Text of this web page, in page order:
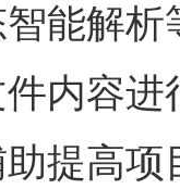
能解
内容
提高